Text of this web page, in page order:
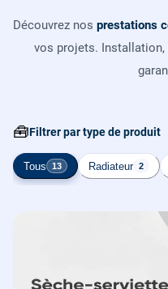
Découvrez nos prestations
vos projets. Installation,
🧰Filtrer par type de produit
Tous 13 Radiateur 2